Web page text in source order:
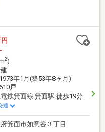
-
2)
1973年1月(築53年8ヶ月)
戸
鉄箕面線 箕面駅 徒歩19分
通
箕面市如意谷３丁目